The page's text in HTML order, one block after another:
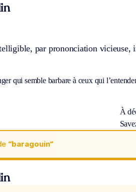
par prononciation vicieuse,
qui semble barbare à ceux qui
À
“baragouin“